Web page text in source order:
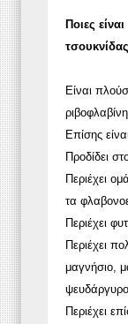
Ποιες
Είναι
Επίσης
Προδίδει
Περιέχει
τα
Περιέχει
Περιέχει
μαγνήσιο,
Περιέχει